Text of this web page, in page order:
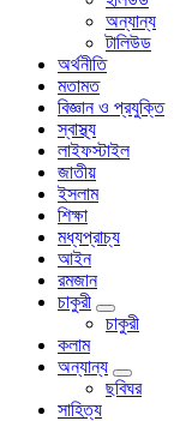
অন্যান্য
টালিউড
অর্থনীতি
মতামত
বিজ্ঞান ও প্রযুক্তি
স্বাস্থ্য
লাইফস্টাইল
জাতীয়
ইসলাম
শিক্ষা
মধ্যপ্রাচ্য
আইন
রমজান
চাকুরী
চাকুরী
কলাম
অন্যান্য
ছবিঘর
সাহিত্য